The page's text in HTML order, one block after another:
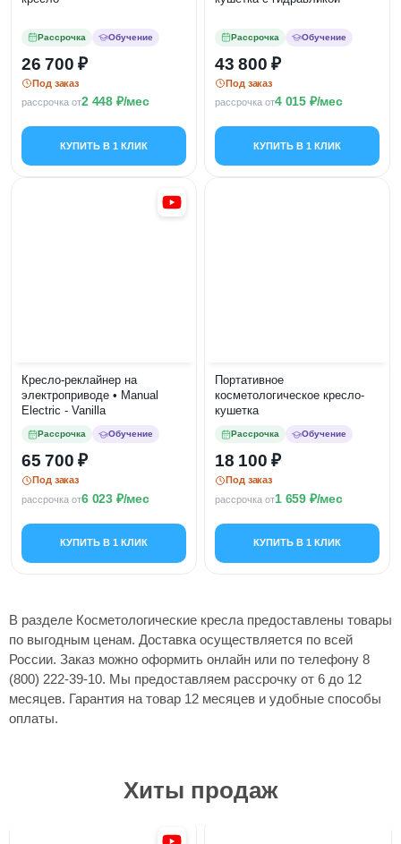
Рассрочка Обучение
26 700
Под заказ
рассрочка от2 448 /мес
КУПИТЬ В 1 КЛИК
Рассрочка Обучение
43 800
Под заказ
рассрочка от4 015 /мес
КУПИТЬ В 1 КЛИК
Кресло-реклайнер на
электроприводе • Manual
Electric - Vanilla
Рассрочка Обучение
65 700
Под заказ
рассрочка от6 023 /мес
КУПИТЬ В 1 КЛИК
Портативное
косметологическое кресло-
кушетка
Рассрочка Обучение
18 100
Под заказ
рассрочка от1 659 /мес
КУПИТЬ В 1 КЛИК
В разделе Косметологические кресла предоставлены товары
по выгодным ценам. Доставка осуществляется по всей
России. Заказ можно оформить онлайн или по телефону 8
(800) 222-39-10. Мы предоставляем рассрочку от 6 до 12
месяцев. Гарантия на товар 12 месяцев и удобные способы
оплаты.
Хиты продаж